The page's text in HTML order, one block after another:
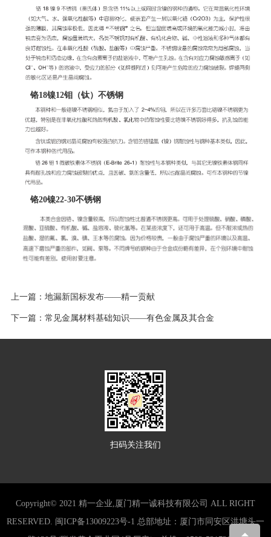
铬18镍12钼（钛）不锈钢
铬20镍22-30不锈钢
上一篇： 地漏新国标发布——精一贡献
下一篇： 常见金属材料基础知识——有色金属及其合金
扫码关注我们
Copyright© 2021 精一企业,厦门精一诚科技有限公司 ALL RIGHT
RESERVED. 闽ICP备13009223号-1 总部地址：厦门市同安区洪塘头一